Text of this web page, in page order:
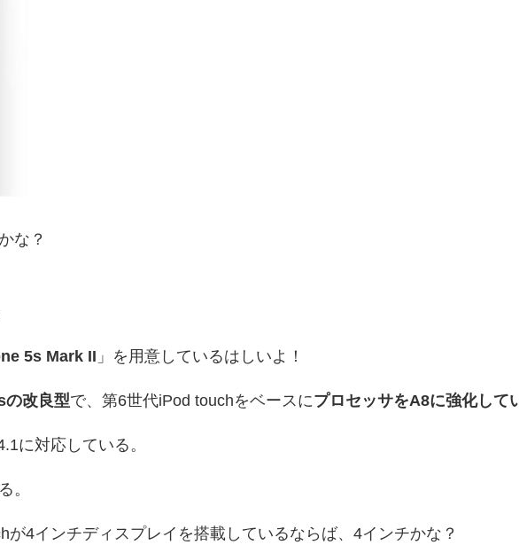
な？
5s Mark II 」を用意しているはしいよ！
改良型で、第6世代iPod touchをベースにプロセッサをA8に強化して
に対応している。
。
が4インチディスプレイを搭載しているならば、4インチかな？